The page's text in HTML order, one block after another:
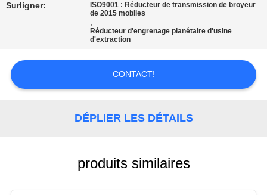
CONTACTEZ-
NOUVELLES
DEMANDEZ
Surligner:
ISO9001 : Réducteur de transmission de broyeur
de 2015 mobiles
,
Réducteur d'engrenage planétaire d'usine
d'extraction
CONTACT!
DÉPLIER LES DÉTAILS
produits similaires